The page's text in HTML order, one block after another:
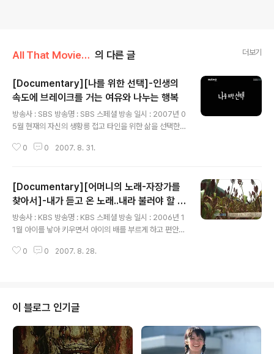
All That Movie/Documentary 의 다른 글 더보기
[Documentary][나를 위한 선택]-인생의
속도에 브레이크를 거는 여유와 나누는 행복
방송사 : SBS 방송명 : SBS 스페셜 방송 일시 : 2007년 0
5월 현재의 자신의 생황릉 접고 타인을 위한 삶을 선택한
큰 행복을 얻는 사람들에 대한 짧은 이야기..사랑은 받아야
사람들의 이야기가 담겨 있다. 잣니이 남에게 어떠한 의미
가 있는 사람이 되기 위해서는 자신이 더 알차고 큰 사람이
되어야 한다는 교육의 한 패턴도 찾아 볼 수 있는 작품. 무
신경하고 무조건적인 사랑이 아니라 함께 생활하고 부딪히
면서 그들의 삶 그 자체에 가까이 다가가려는 모습들이 무
척 교훈적으로 다가오는 작품이다. 점점 더 이타적인 삶 자
0 0 2007. 8. 31.
[Documentary][어머니의 노래-자장가를
찾아서]-내가 듣고 온 노래..내라 불러야 할 노
래들
방송사 : KBS 방송명 : KBS 스페셜 방송 일시 : 2006년 1
1월 아이를 낳아 키우면서 아이의 배를 부르게 하고 편안한
있어서 이 자장가에 대한 다큐멘터리는 마음으로 전해지는
데...난 아이를 재울 때 왜 그런 생각을 하지 못했을까 하는
생각이 들었다. 그 자장가가 지금의 농촌에서도 사라진다
고 하고 근래의 주변을 봐도 자장가에 대한 이야기가 별로
없는 걸 보면 자장가는 지금의 우리에게 일상적인 노래가
아닌가 보다. 그런 자장가에 대한 소재나 주재는 신선했는
0 0 2007. 8. 28.
이 블로그 인기글